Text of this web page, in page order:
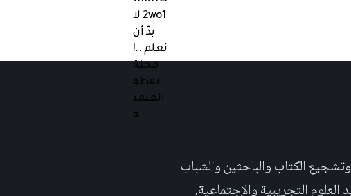
مجلة علمية عربية غير ربحية، تهدف الى إثراء المحتوى العلمي العربي على والويب٬ وتشجيع الكتاب والباحثين والشباب